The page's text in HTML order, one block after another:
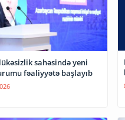
sahəsində yeni
fəaliyyətə başlayıb